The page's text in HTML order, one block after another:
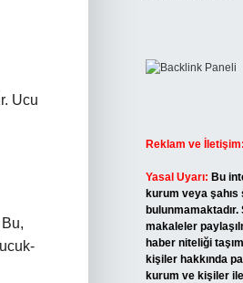
Ucu
Reklam ve İletişim:
Yasal Uyarı: Bu
kurum veya şahıs
bulunmamaktadır.
makaleler
haber niteliği
kişiler hakkında
kurum ve kişiler